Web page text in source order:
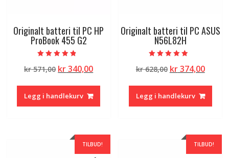
Originalt batteri til PC HP
ProBook 455 G2
4.50
av 5
kr571,00 Opprinnelig
var:
kr 571,00.
kr340,00Nåværende
kr 340,00.
Legg i handlekurv
Originalt batteri til PC ASUS
N56L82H
4.50
av 5
kr628,00 Opprinnelig
var:
kr 628,00.
kr374,00
kr
Legg i handlekurv
TILBUD! TILBUD!